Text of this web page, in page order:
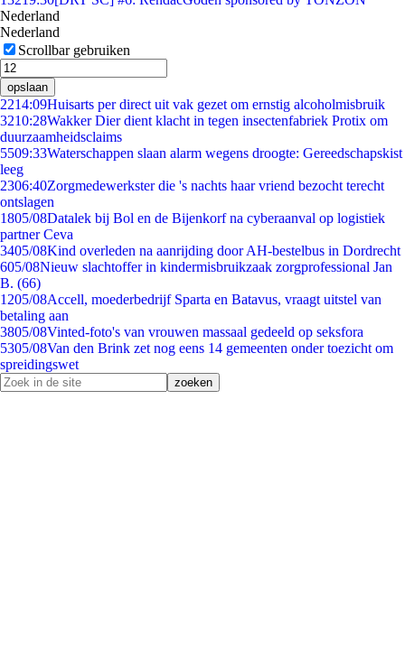
Nederland
Nederland
Scrollbar gebruiken
opslaan
2214:09Huisarts per direct uit vak gezet om ernstig alcoholmisbruik
3210:28Wakker Dier dient klacht in tegen insectenfabriek Protix om
duurzaamheidsclaims
5509:33Waterschappen slaan alarm wegens droogte: Gereedschapskist
leeg
2306:40Zorgmedewerkster die 's nachts haar vriend bezocht terecht
ontslagen
1805/08Datalek bij Bol en de Bijenkorf na cyberaanval op logistiek
partner Ceva
3405/08Kind overleden na aanrijding door AH-bestelbus in Dordrecht
605/08Nieuw slachtoffer in kindermisbruikzaak zorgprofessional Jan
B. (66)
1205/08Accell, moederbedrijf Sparta en Batavus, vraagt uitstel van
betaling aan
3805/08Vinted-foto's van vrouwen massaal gedeeld op seksfora
5305/08Van den Brink zet nog eens 14 gemeenten onder toezicht om
spreidingswet